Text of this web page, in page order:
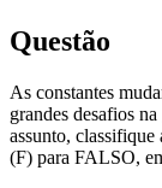
Questão
As constantes
grandes desafios
assunto,
(F) para FALSO,